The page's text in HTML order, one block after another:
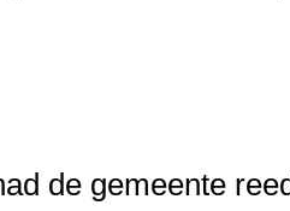
de gemeente